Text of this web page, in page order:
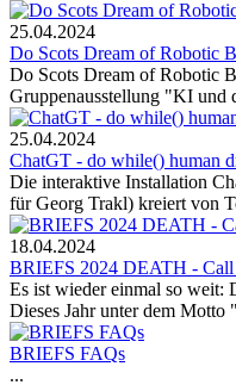
25.04.2024
Do Scots Dream of Robotic
Do Scots Dream of Robotic
Gruppenausstellung "KI und
25.04.2024
ChatGT - do while() human
Die interaktive Installation
für Georg Trakl) kreiert von
18.04.2024
BRIEFS 2024 DEATH - Call
Es ist wieder einmal so weit:
Dieses Jahr unter dem
BRIEFS FAQs
...